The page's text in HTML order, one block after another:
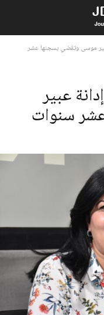
موسى وتقضي بسجنها عشر
عبير
سنوات